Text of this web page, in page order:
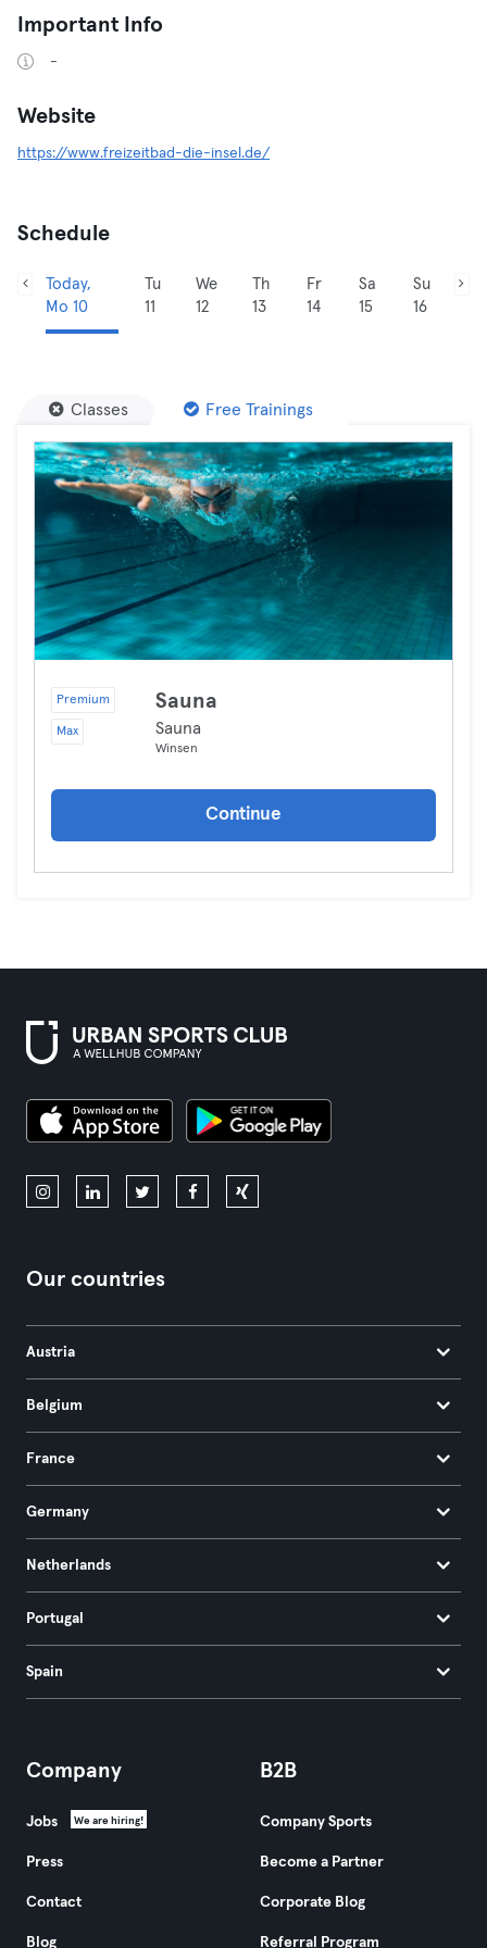
Important Info
-
Website
https://www.freizeitbad-die-insel.de/
Schedule
Today,
Mo 10
Tu
11
We
12
Th
13
Fr
14
Sa
15
Su
16
Classes Free Trainings
Premium
Max
Sauna
Sauna
Winsen
Continue
Our countries
Austria
Belgium
France
Germany
Netherlands
Portugal
Spain
Company
Jobs We are hiring!
Press
Contact
Blog
B2B
Company Sports
Become a Partner
Corporate Blog
Referral Program